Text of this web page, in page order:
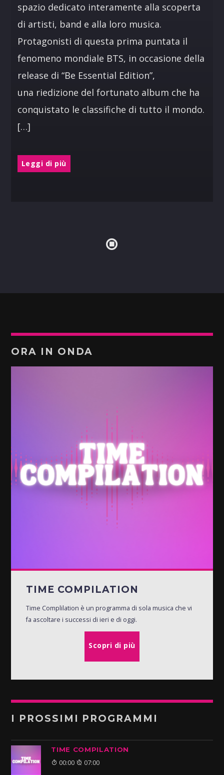
spazio dedicato interamente alla scoperta
di artisti, band e alla loro musica.
Protagonisti di questa prima puntata il
fenomeno mondiale BTS, in occasione della
release di “Be Essential Edition”,
una riedizione del fortunato album che ha
conquistato le classifiche di tutto il mondo.
[…]
Leggi di più
ORA IN ONDA
TIME COMPILATION
Time Complilation è un programma di sola musica che vi
fa ascoltare i successi di ieri e di oggi.
Scopri di più
I PROSSIMI PROGRAMMI
TIME COMPILATION
00:00 07:00